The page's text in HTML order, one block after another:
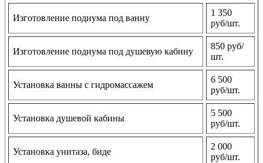
Изготовление подиума под ванну
1 350
руб/шт.
Изготовление подиума под душевую кабину
850 руб/
шт.
Установка ванны с гидромассажем
6 500
руб/шт.
Установка душевой кабины
5 500
руб/шт.
Установка унитаза, биде
2 000
руб/шт.